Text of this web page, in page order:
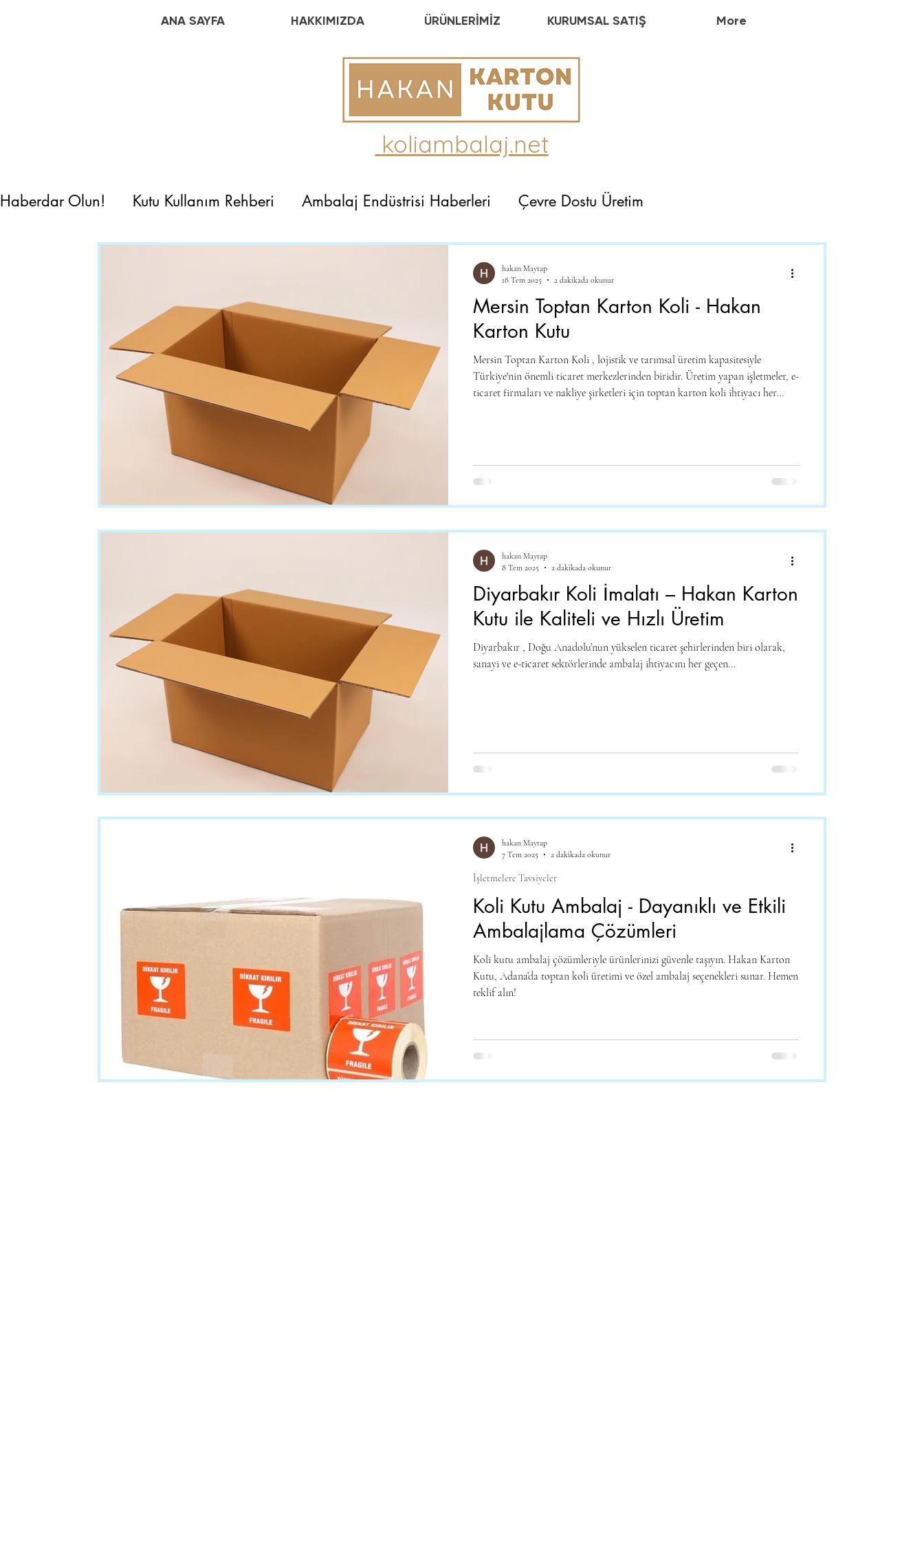
ANA SAYFA HAKKIMIZDA ÜRÜNLERİMİZ KURUMSAL SATIŞ More
koliambalaj.net
Haberdar Olun! Kutu Kullanım Rehberi Ambalaj Endüstrisi Haberleri Çevre Dostu Üretim
Mersin Toptan Karton Koli - Hakan
Karton Kutu
Mersin Toptan Karton Koli , lojistik ve tarımsal üretim kapasitesiyle
Türkiye'nin önemli ticaret merkezlerinden biridir. Üretim yapan işletmeler, e-
ticaret firmaları ve nakliye şirketleri için toptan karton koli ihtiyacı her
hakan Maytap
18 Tem 2025
2 dakikada okunur
Diyarbakır Koli İmalatı – Hakan Karton
Kutu ile Kaliteli ve Hızlı Üretim
Diyarbakır , Doğu Anadolu’nun yükselen ticaret şehirlerinden biri olarak,
sanayi ve e-ticaret sektörlerinde ambalaj ihtiyacını her geçen...
hakan Maytap
8 Tem 2025
2 dakikada okunur
Koli Kutu Ambalaj - Dayanıklı ve Etkili
Ambalajlama Çözümleri
Koli kutu ambalaj çözümleriyle ürünlerinizi güvenle taşıyın. Hakan Karton
Kutu, Adana’da toptan koli üretimi ve özel ambalaj seçenekleri sunar. Hemen
teklif alın!
İşletmelere Tavsiyeler
hakan Maytap
7 Tem 2025
2 dakikada okunur